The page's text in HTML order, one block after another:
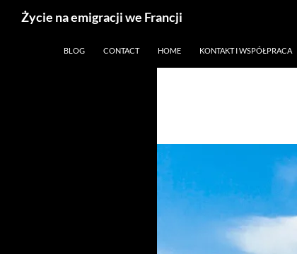
Życie na emigracji we Francji
BLOG CONTACT HOME KONTAKT I WSPÓŁPRACA